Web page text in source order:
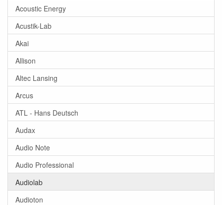
Acoustic Energy
Acustik-Lab
Akai
Allison
Altec Lansing
Arcus
ATL - Hans Deutsch
Audax
Audio Note
Audio Professional
Audiolab
Audioton